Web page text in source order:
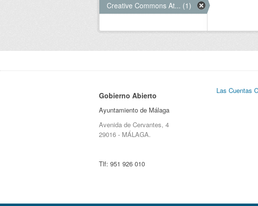
Creative Commons At... (1)
Gobierno Abierto
Ayuntamiento de Málaga
Avenida de Cervantes, 4
29016 - MÁLAGA.
Tlf: 951 926 010
Las Cuentas